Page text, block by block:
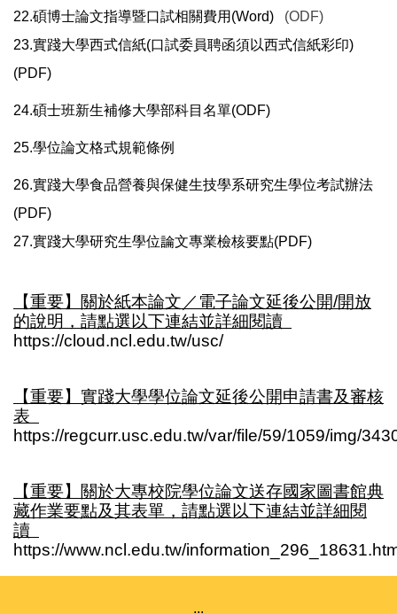
22.碩博士論文指導暨口試相關費用(Word) (ODF)
23.實踐大學西式信紙(口試委員聘函須以西式信紙彩印)
(PDF)
24.碩士班新生補修大學部科目名單(ODF)
25.學位論文格式規範條例
26.實踐大學食品營養與保健生技學系研究生學位考試辦法
(PDF)
27.實踐大學研究生學位論文專業檢核要點(PDF)
【重要】關於紙本論文／電子論文延後公開/開放
的說明，請點選以下連結並詳細閱讀
https://cloud.ncl.edu.tw/usc/
【重要】實踐大學學位論文延後公開申請書及審核
表
https://regcurr.usc.edu.tw/var/file/59/1059/img/
【重要】關於大專校院學位論文送存國家圖書館典
藏作業要點及其表單，請點選以下連結並詳細閱
讀
https://www.ncl.edu.tw/